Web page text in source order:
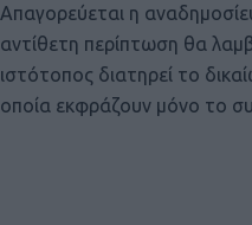
Απαγορεύεται η
αντίθετη περίπτωση θα
ιστότοπος διατηρεί το
οποία εκφράζουν μόνο το